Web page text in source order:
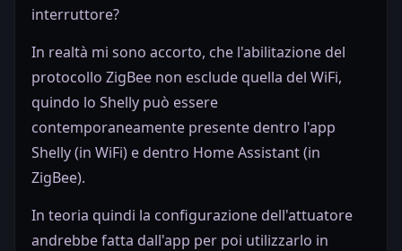
interruttore?
In realtà mi sono accorto, che l'abilitazione del
protocollo ZigBee non esclude quella del WiFi,
quindo lo Shelly può essere
contemporaneamente presente dentro l'app
Shelly (in WiFi) e dentro Home Assistant (in
ZigBee).
In teoria quindi la configurazione dell'attuatore
andrebbe fatta dall'app per poi utilizzarlo in